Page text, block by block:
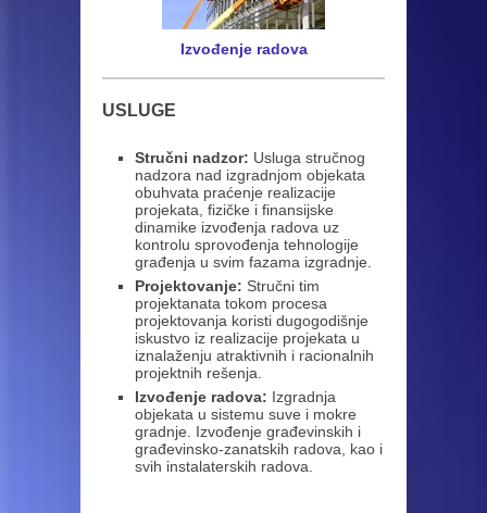
Izvođenje radova
USLUGE
Stručni nadzor: Usluga stručnog
nadzora nad izgradnjom objekata
obuhvata praćenje realizacije
projekata, fizičke i finansijske
dinamike izvođenja radova uz
kontrolu sprovođenja tehnologije
građenja u svim fazama izgradnje.
Projektovanje: Stručni tim
projektanata tokom procesa
projektovanja koristi dugogodišnje
iskustvo iz realizacije projekata u
iznalaženju atraktivnih i racionalnih
projektnih rešenja.
Izvođenje radova: Izgradnja
objekata u sistemu suve i mokre
gradnje. Izvođenje građevinskih i
građevinsko-zanatskih radova, kao i
svih instalaterskih radova.